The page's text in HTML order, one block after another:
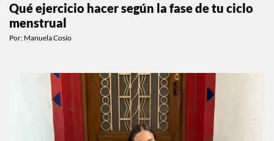
Qué ejercicio hacer según la fase de tu ciclo
menstrual
Por: Manuela Cosío